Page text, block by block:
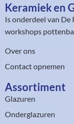
Keramiek en
Is onderdeel van De
workshops
Over ons
Contact opnemen
Assortiment​
Glazuren
Onderglazuren